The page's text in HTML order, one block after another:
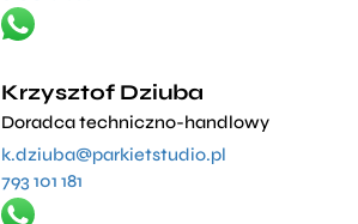
Krzysztof Dziuba
Doradca techniczno-handlowy
k.dziuba@parkietstudio.pl
793 101 181